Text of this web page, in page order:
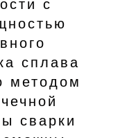
сплава
методом
сварки